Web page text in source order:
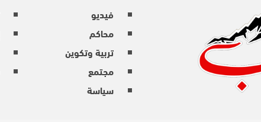
فيديو
محاكم
تربية وتكوين
مجتمع
سياسة